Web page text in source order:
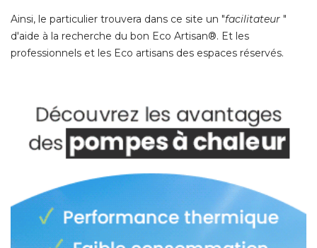
Ainsi, le particulier trouvera dans ce site un "facilitateur "
d'aide à la recherche du bon Eco Artisan®. Et les
professionnels et les Eco artisans des espaces réservés.